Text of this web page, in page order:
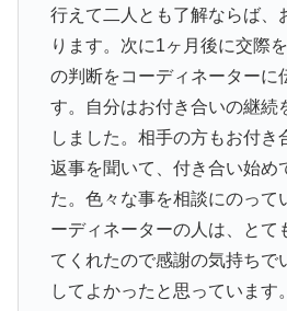
行えて二人とも了解ならば、
ります。次に1ヶ月後に交際
の判断をコーディネーターに
す。自分はお付き合いの継続
しました。相手の方もお付き
返事を聞いて、付き合い始め
た。色々な事を相談にのって
ーディネーターの人は、とて
てくれたので感謝の気持ちで
してよかったと思っています。